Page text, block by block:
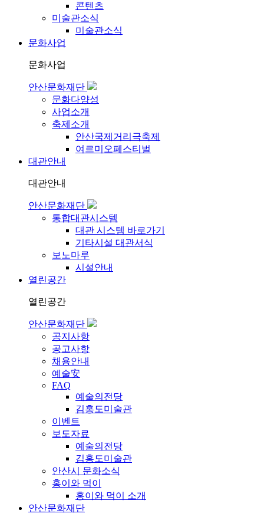
콘텐츠
미술관소식
미술관소식
문화사업
문화사업
안산문화재단
문화다양성
사업소개
축제소개
안산국제거리극축제
여르미오페스티벌
대관안내
대관안내
안산문화재단
통합대관시스템
대관 시스템 바로가기
기타시설 대관서식
보노마루
시설안내
열린공간
열린공간
안산문화재단
공지사항
공고사항
채용안내
예술安
FAQ
예술의전당
김홍도미술관
이벤트
보도자료
예술의전당
김홍도미술관
안산시 문화소식
홍이와 먹이
홍이와 먹이 소개
안산문화재단